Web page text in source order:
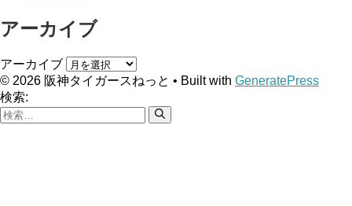
アーカイブ
アーカイブ
© 2026 阪神タイガースねっと • Built with GeneratePress
検索: